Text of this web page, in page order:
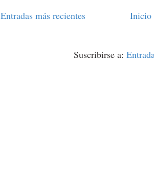
Entradas más recientes Inicio
Suscribirse a: